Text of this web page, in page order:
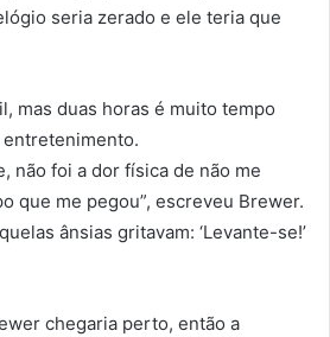
seria zerado e ele teria que
mas duas horas é muito tempo
entretenimento.
não foi a dor física de não me
que me pegou”, escreveu Brewer.
ânsias gritavam: ‘Levante-se!’
chegaria perto, então a